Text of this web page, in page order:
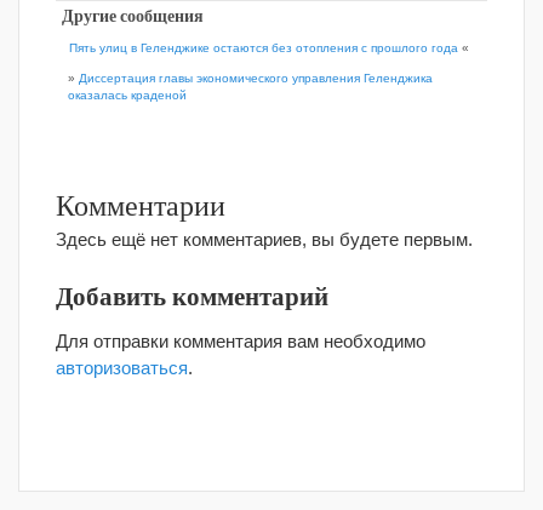
Другие сообщения
Пять улиц в Геленджике остаются без отопления с прошлого года «
» Диссертация главы экономического управления Геленджика
оказалась краденой
Комментарии
Здесь ещё нет комментариев, вы будете первым.
Добавить комментарий
Для отправки комментария вам необходимо
авторизоваться.